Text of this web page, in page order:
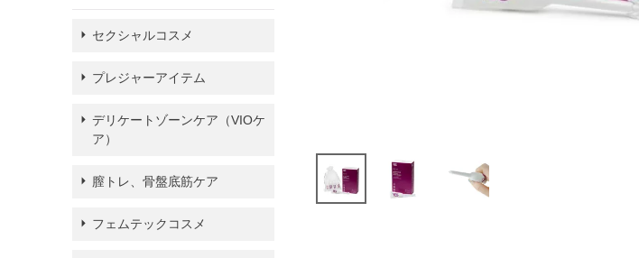
セクシャルコスメ
プレジャーアイテム
デリケートゾーンケア（VIOケ
ア）
膣トレ、骨盤底筋ケア
フェムテックコスメ